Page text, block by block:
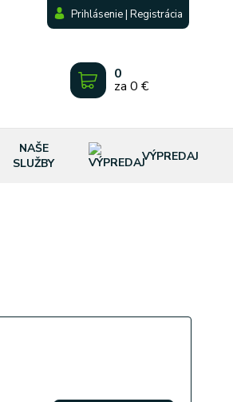
Prihlásenie | Registrácia
0
za 0 €
NAŠE
SLUŽBY
VÝPREDAJ